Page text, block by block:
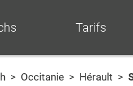
Tarifs
> Occitanie > Hérault >